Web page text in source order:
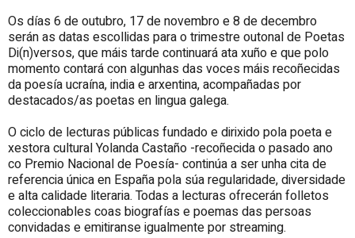
Os días 6 de outubro, 17 de novembro e 8 de decembro
serán as datas escollidas para o trimestre outonal de Poetas
Di(n)versos, que máis tarde continuará ata xuño e que polo
momento contará con algunhas das voces máis recoñecidas
da poesía ucraína, india e arxentina, acompañadas por
destacados/as poetas en lingua galega.
O ciclo de lecturas públicas fundado e dirixido pola poeta e
xestora cultural Yolanda Castaño -recoñecida o pasado ano
co Premio Nacional de Poesía- continúa a ser unha cita de
referencia única en España pola súa regularidade, diversidade
e alta calidade literaria. Todas a lecturas ofrecerán folletos
coleccionables coas biografías e poemas das persoas
convidadas e emitiranse igualmente por streaming.